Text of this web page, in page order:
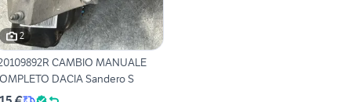
2
CAMBIO MANUALE
DACIA Sandero S